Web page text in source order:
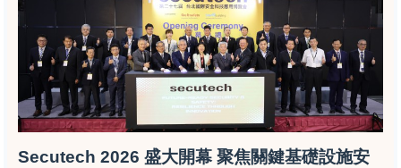
Secutech 2026 盛大開幕 聚焦關鍵基礎設施安